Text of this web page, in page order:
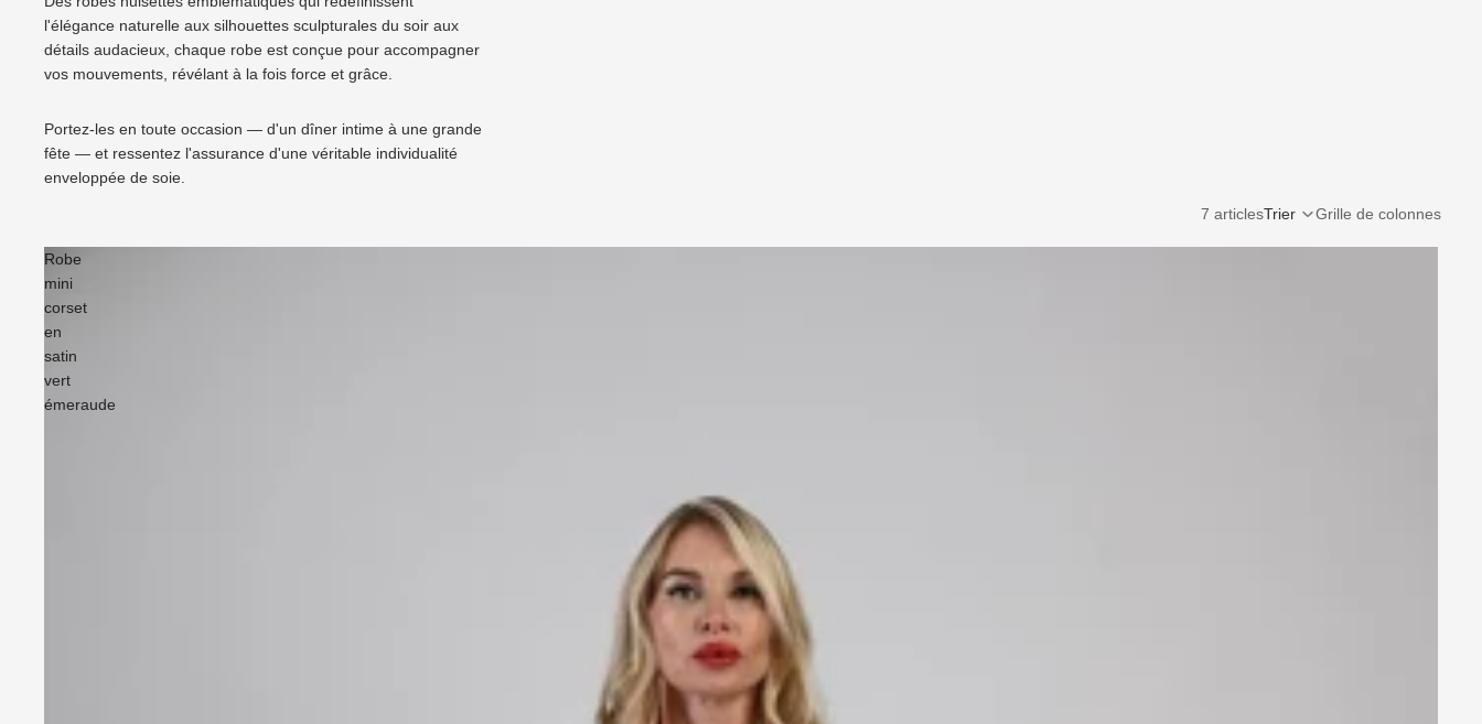
l'élégance naturelle aux silhouettes sculpturales du soir aux
détails audacieux, chaque robe est conçue pour accompagner
vos mouvements, révélant à la fois force et grâce.
Portez-les en toute occasion — d'un dîner intime à une grande
fête — et ressentez l'assurance d'une véritable individualité
enveloppée de soie.
7 articlesTrier Grille de colonnes
Robe
mini
corset
en
satin
vert
émeraude